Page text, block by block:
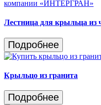
Лестница для крыльца из
Подробнее
Крыльцо из гранита
Подробнее